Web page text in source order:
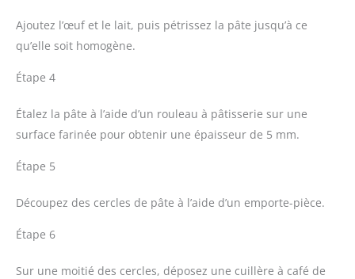
Ajoutez l’œuf et le lait, puis pétrissez la pâte jusqu’à ce
qu’elle soit homogène.
Étape 4
Étalez la pâte à l’aide d’un rouleau à pâtisserie sur une
surface farinée pour obtenir une épaisseur de 5 mm.
Étape 5
Découpez des cercles de pâte à l’aide d’un emporte-pièce.
Étape 6
Sur une moitié des cercles, déposez une cuillère à café de